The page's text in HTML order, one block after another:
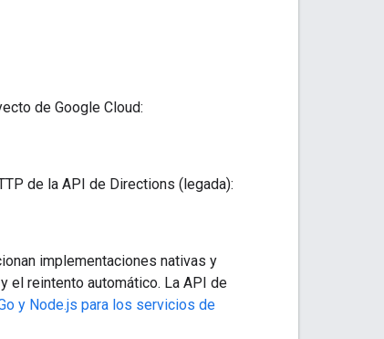
de Google Cloud:
de la API de Directions (legada):
implementaciones nativas y
el reintento automático. La API de
y Node.js para los servicios de